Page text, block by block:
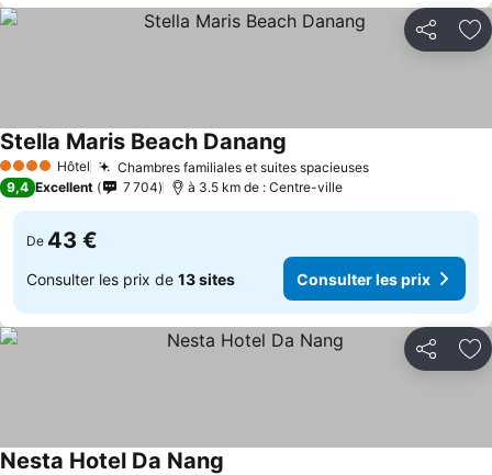
Partager
4 Étoiles Hôtel Chambres familiales et suites spacieusesConsulter les
Stella Maris Beach Danang
9,4 Excellent 7 704 à 3.5 km de : Centre-ville
De 43 €
Consulter les prix de 13 sites Consulter les prix
Partager
Nesta Hotel Da Nang